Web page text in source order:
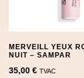
MERVEILL YEUX
NUIT – SAMPAR
35,00 € TVAC